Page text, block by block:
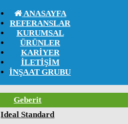
ANASAYFA
REFERANSLAR
KURUMSAL
ÜRÜNLER
Geberit
Ideal Standard
KARIYER
İLETIŞIM
İNŞAAT GRUBU